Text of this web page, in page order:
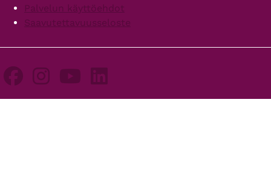
Palvelun käyttöehdot
Saavutettavuusseloste